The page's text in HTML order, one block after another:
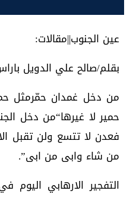
عين الجنوب||مقالات:
بقلم/صالح علي الدويل
من دخل غمدان حمّرمثل
حمير لا غيرها“من دخل
فعدن لا تتسع ولن تقبل
من شاء وابى من ابى”.
‏التفجير الارهابي